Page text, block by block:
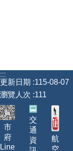
:::
更新日期
115-08-07
瀏覽人次 111
市
府
Line
交
通
資
航
空